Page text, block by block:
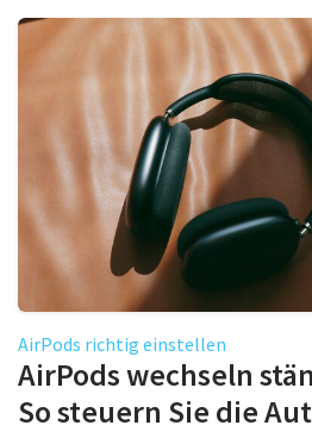
AirPods richtig einstellen
AirPods wechseln
So steuern Sie die